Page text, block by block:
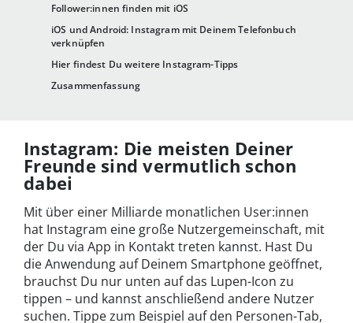
Follower:innen finden mit iOS
iOS und Android: Instagram mit Deinem Telefonbuch
verknüpfen
Hier findest Du weitere Instagram-Tipps
Zusammenfassung
Instagram: Die meisten Deiner
Freunde sind vermutlich schon
dabei
Mit über einer Milliarde monatlichen User:innen
hat Instagram eine große Nutzergemeinschaft, mit
der Du via App in Kontakt treten kannst. Hast Du
die Anwendung auf Deinem Smartphone geöffnet,
brauchst Du nur unten auf das Lupen-Icon zu
tippen – und kannst anschließend andere Nutzer
suchen. Tippe zum Beispiel auf den Personen-Tab,